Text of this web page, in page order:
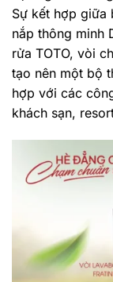
Sự kết hợp giữa
nắp thông minh
rửa TOTO, vòi
tạo nên một bộ
hợp với các
khách sạn,